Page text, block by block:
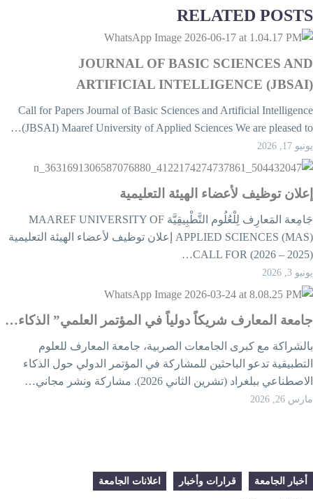
RELATED
JOURNAL OF BASIC SCIENCES
ARTIFICIAL INTELLIGENCE
Call for Papers Journal of Basic Sciences and Artificial
(JBSAI) Maaref University of Applied Sciences We are pleased
17, 2026
توظيف لأعضاء الهيئة التعليمية
جَامِعة المَعارِف لِلْعُلُوم التَّطْبِيقِيَّة MAAREF UNIVERSITY OF
APPLIED SCIENCES (MAS) إعلان توظيف لأعضاء الهيئة التعليمية
3, 2026
المعارف شريكاً دولياً في المؤتمر العلمي” الذكاء…
مع كبرى الجامعات الصربية، جامعة المعارف للعلوم
تدعو الباحثين للمشاركة في المؤتمر الدولي حول الذكاء
ببلغراد (تشرين الثاني 2026). مشاركة ونشر مجاني…
26, 2026
أخبار الجامعة قرارات وأخبار اعلانات الجامعة